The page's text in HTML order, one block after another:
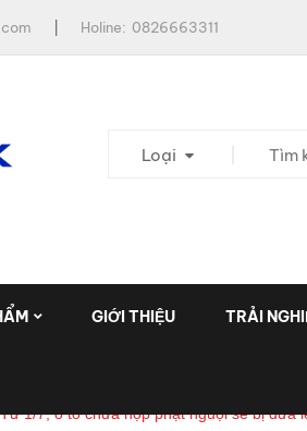
Holine: 0826663311
Loại
GIỚI THIỆU TRẢI
Từ 1/7, ô tô chưa nộp phạt nguội sẽ bị đưa